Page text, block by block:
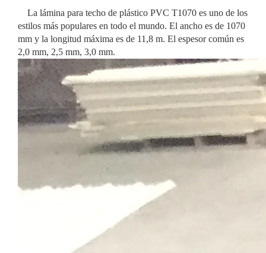
La lámina para techo de plástico PVC T1070 es uno de los
estilos más populares en todo el mundo. El ancho es de 1070
mm y la longitud máxima es de 11,8 m. El espesor común es
2,0 mm, 2,5 mm, 3,0 mm.